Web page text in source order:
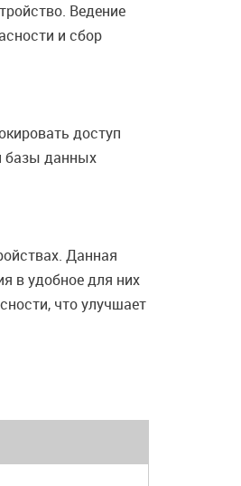
Ведение
и сбор
доступ
базы данных
Данная
в удобное для них
что улучшает